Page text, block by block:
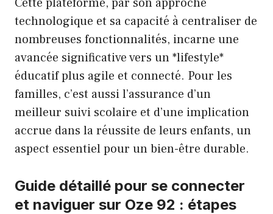
technologique et sa capacité à centraliser de
nombreuses fonctionnalités, incarne une
avancée significative vers un *lifestyle*
éducatif plus agile et connecté. Pour les
familles, c’est aussi l’assurance d’un
meilleur suivi scolaire et d’une implication
accrue dans la réussite de leurs enfants, un
aspect essentiel pour un bien-être durable.
Guide détaillé pour se connecter
et naviguer sur Oze 92 : étapes